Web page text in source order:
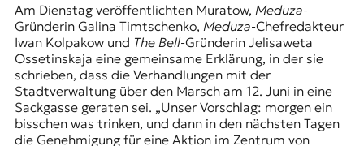
Am Dienstag veröffentlichten Muratow, Meduza-
Gründerin Galina Timtschenko, Meduza-Chefredakteur
Iwan Kolpakow und The Bell-Gründerin Jelisaweta
Ossetinskaja eine gemeinsame Erklärung, in der sie
schrieben, dass die Verhandlungen mit der
Stadtverwaltung über den Marsch am 12. Juni in eine
Sackgasse geraten sei. „Unser Vorschlag: morgen ein
bisschen was trinken, und dann in den nächsten Tagen
die Genehmigung für eine Aktion im Zentrum von